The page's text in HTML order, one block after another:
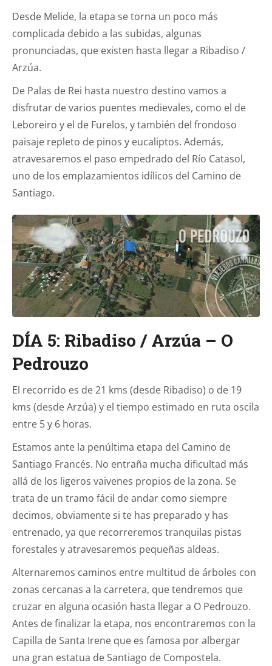
Desde Melide, la etapa se torna un poco más
complicada debido a las subidas, algunas
pronunciadas, que existen hasta llegar a Ribadiso /
Arzúa.
De Palas de Rei hasta nuestro destino vamos a
disfrutar de varios puentes medievales, como el de
Leboreiro y el de Furelos, y también del frondoso
paisaje repleto de pinos y eucaliptos. Además,
atravesaremos el paso empedrado del Río Catasol,
uno de los emplazamientos idílicos del Camino de
Santiago.
DÍA 5: Ribadiso / Arzúa – O
Pedrouzo
El recorrido es de 21 kms (desde Ribadiso) o de 19
kms (desde Arzúa) y el tiempo estimado en ruta oscila
entre 5 y 6 horas.
Estamos ante la penúltima etapa del Camino de
Santiago Francés. No entraña mucha dificultad más
allá de los ligeros vaivenes propios de la zona. Se
trata de un tramo fácil de andar como siempre
decimos, obviamente si te has preparado y has
entrenado, ya que recorreremos tranquilas pistas
forestales y atravesaremos pequeñas aldeas.
Alternaremos caminos entre multitud de árboles con
zonas cercanas a la carretera, que tendremos que
cruzar en alguna ocasión hasta llegar a O Pedrouzo.
Antes de finalizar la etapa, nos encontraremos con la
Capilla de Santa Irene que es famosa por albergar
una gran estatua de Santiago de Compostela.